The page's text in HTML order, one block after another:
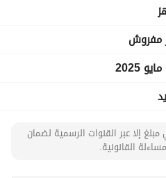
ومغسلة
مفروش
إلا عبر القنوات الرسمية لضمان
القانونية.